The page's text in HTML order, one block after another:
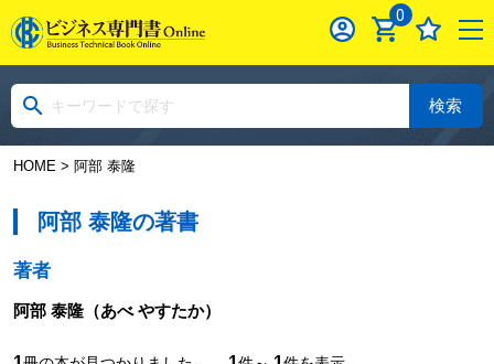
0
検索
HOME> 阿部 泰隆
阿部 泰隆の著書
著者
阿部 泰隆（あべ やすたか）